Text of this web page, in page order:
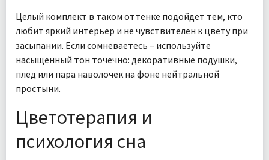
Целый комплект в таком оттенке подойдет тем, кто
любит яркий интерьер и не чувствителен к цвету при
засыпании. Если сомневаетесь – используйте
насыщенный тон точечно: декоративные подушки,
плед или пара наволочек на фоне нейтральной
простыни.
Цветотерапия и
психология сна